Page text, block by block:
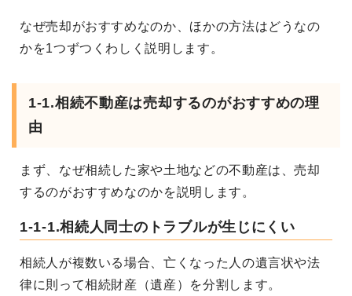
なぜ売却がおすすめなのか、ほかの方法はどうなの
かを1つずつくわしく説明します。
1-1.相続不動産は売却するのがおすすめの理
由
まず、なぜ相続した家や土地などの不動産は、売却
するのがおすすめなのかを説明します。
1-1-1.相続人同士のトラブルが生じにくい
相続人が複数いる場合、亡くなった人の遺言状や法
律に則って相続財産（遺産）を分割します。